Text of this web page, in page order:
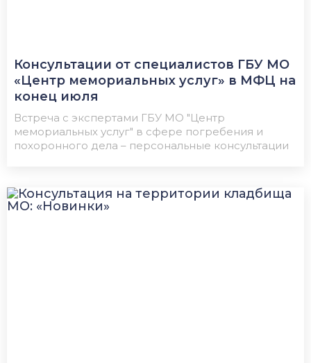
Консультации от специалистов ГБУ МО
«Центр мемориальных услуг» в МФЦ на
конец июля
Встреча с экспертами ГБУ МО "Центр
мемориальных услуг" в сфере погребения и
похоронного дела – персональные консультации